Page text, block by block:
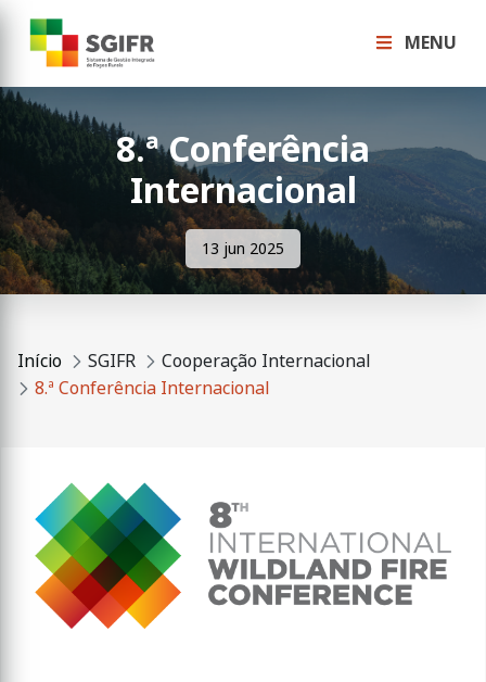
MENU
8.ª Conferência
Internacional
13 jun 2025
Início SGIFR
Cooperação Internacional
8.ª Conferência Internacional